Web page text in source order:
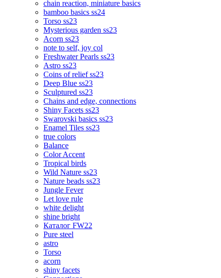
chain reaction, miniature basics
bamboo basics ss24
Torso ss23
Mysterious garden ss23
Acorn ss23
note to self, joy col
Freshwater Pearls ss23
Astro ss23
Coins of relief ss23
Deep Blue ss23
Sculptured ss23
Chains and edge, connections
Shiny Facets ss23
Swarovski basics ss23
Enamel Tiles ss23
true colors
Balance
Color Accent
Tropical birds
Wild Nature ss23
Nature beads ss23
Jungle Fever
Let love rule
white delight
shine bright
Каталог FW22
Pure steel
astro
Torso
acorn
shiny facets